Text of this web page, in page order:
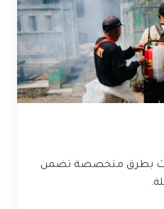
بطرق متخصصة تضمن